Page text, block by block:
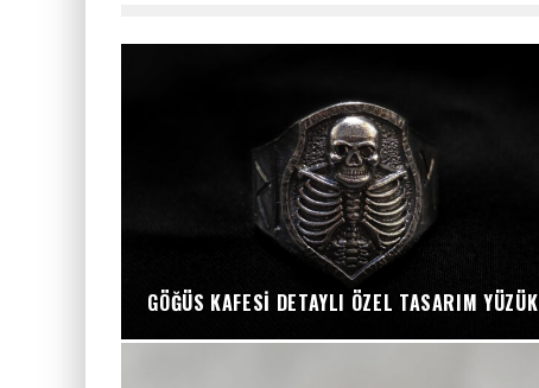
GÖĞÜS KAFESI DETAYLI ÖZEL TASARIM YÜZÜK